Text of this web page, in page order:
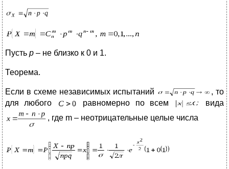
Пусть p – не близко к 0 и 1.
Теорема.
Если в схеме независимых испытаний
, то
для любого
равномерно по всем
вида
, где m – неотрицательные целые числа